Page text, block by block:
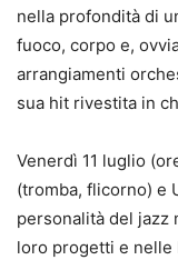
nella profondità di
fuoco, corpo e,
arrangiamenti
sua hit rivestita in
Venerdì 11 luglio
(tromba, flicorno) e
personalità del jazz
loro progetti e